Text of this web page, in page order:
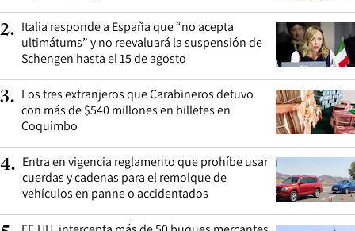
2. Italia responde a España que “no acepta
ultimátums” y no reevaluará la suspensión de
Schengen hasta el 15 de agosto
3. Los tres extranjeros que Carabineros detuvo
con más de $540 millones en billetes en
Coquimbo
4. Entra en vigencia reglamento que prohíbe usar
cuerdas y cadenas para el remolque de
vehículos en panne o accidentados